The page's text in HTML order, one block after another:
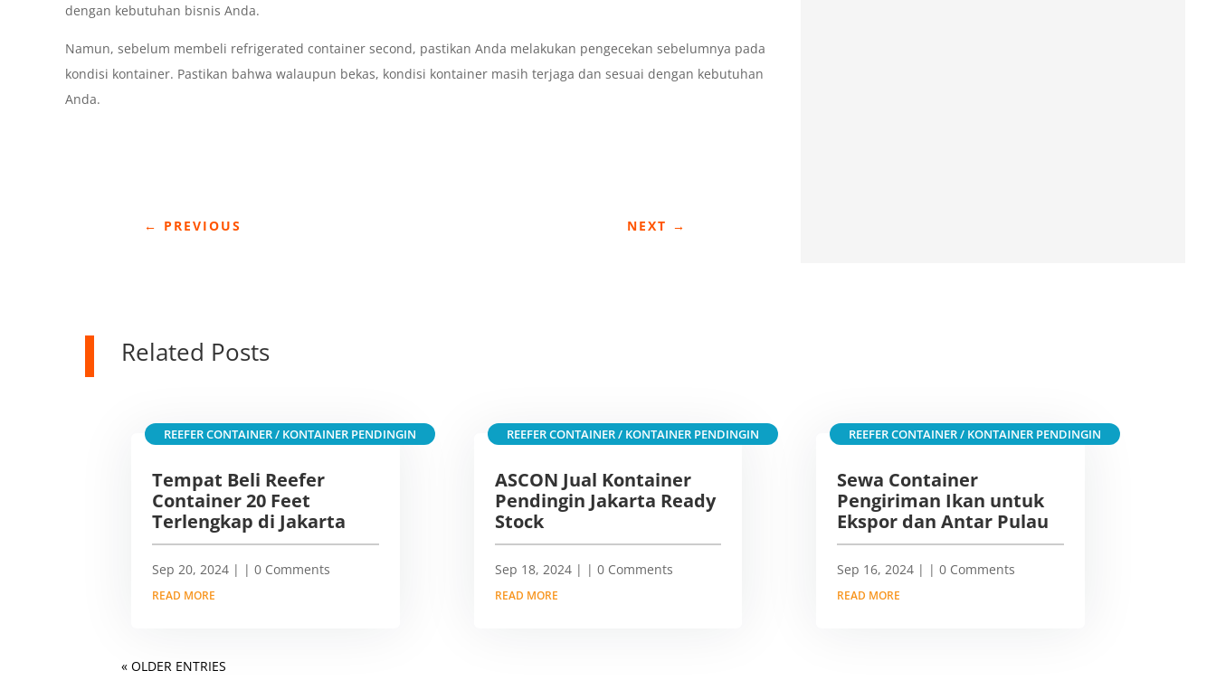
dengan kebutuhan bisnis Anda.
Namun, sebelum membeli refrigerated container second, pastikan Anda melakukan pengecekan sebelumnya pada
kondisi kontainer. Pastikan bahwa walaupun bekas, kondisi kontainer masih terjaga dan sesuai dengan kebutuhan
Anda.
← PREVIOUS NEXT →
Related Posts
Tempat Beli Reefer
Container 20 Feet
Terlengkap di Jakarta
Sep 20, 2024 |
REEFER CONTAINER / KONTAINER PENDINGIN
| 0 Comments
READ MORE
ASCON Jual Kontainer
Pendingin Jakarta Ready
Stock
Sep 18, 2024|
REEFER CONTAINER / KONTAINER PENDINGIN
| 0 Comments
READ MORE
Sewa Container
Pengiriman Ikan untuk
Ekspor dan Antar Pulau
Sep 16, 2024|
REEFER CONTAINER / KONTAINER PENDINGIN
| 0 Comments
READ MORE
« OLDER ENTRIES